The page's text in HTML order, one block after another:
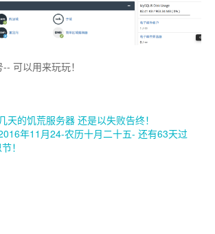
可以用来玩玩！
天的饥荒服务器 还是以失败告终！
年11月24-农历十月二十五- 还有63天过
！